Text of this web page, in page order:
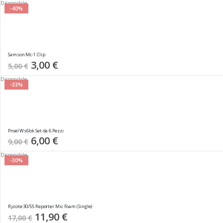
-40%
Disponibile
Samson Mc-1 Clip
5,00 € Special
Price
3,00 €
-33%
Disponibile
Proel Ws6bk Set da 6 Pezzi
9,00 € Special
Price
6,00 €
-30%
Disponibile
Rycote 30/55 Reporter Mic Foam (Single)
17,00 € Special
Price
11,90 €